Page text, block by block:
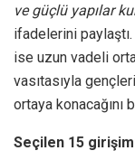
ve güçlü yapılar
ifadelerini paylaştı.
ise uzun vadeli
vasıtasıyla
ortaya konacağını
Seçilen 15